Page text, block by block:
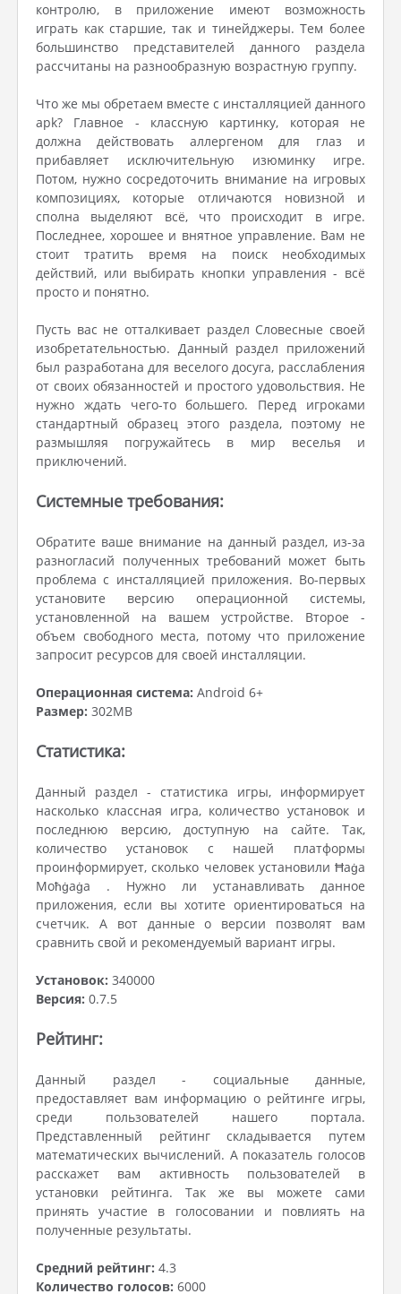
контролю, в приложение имеют возможность
играть как старшие, так и тинейджеры. Тем более
большинство представителей данного раздела
рассчитаны на разнообразную возрастную группу.
Что же мы обретаем вместе с инсталляцией данного
apk? Главное - классную картинку, которая не
должна действовать аллергеном для глаз и
прибавляет исключительную изюминку игре.
Потом, нужно сосредоточить внимание на игровых
композициях, которые отличаются новизной и
сполна выделяют всё, что происходит в игре.
Последнее, хорошее и внятное управление. Вам не
стоит тратить время на поиск необходимых
действий, или выбирать кнопки управления - всё
просто и понятно.
Пусть вас не отталкивает раздел Словесные своей
изобретательностью. Данный раздел приложений
был разработана для веселого досуга, расслабления
от своих обязанностей и простого удовольствия. Не
нужно ждать чего-то большего. Перед игроками
стандартный образец этого раздела, поэтому не
размышляя погружайтесь в мир веселья и
приключений.
Системные требования:
Обратите ваше внимание на данный раздел, из-за
разногласий полученных требований может быть
проблема с инсталляцией приложения. Во-первых
установите версию операционной системы,
установленной на вашем устройстве. Второе -
объем свободного места, потому что приложение
запросит ресурсов для своей инсталляции.
Операционная система: Android 6+
Размер: 302MB
Статистика:
Данный раздел - статистика игры, информирует
насколько классная игра, количество установок и
последнюю версию, доступную на сайте. Так,
количество установок с нашей платформы
проинформирует, сколько человек установили Ħaġa
Moħġaġa . Нужно ли устанавливать данное
приложения, если вы хотите ориентироваться на
счетчик. А вот данные о версии позволят вам
сравнить свой и рекомендуемый вариант игры.
Установок: 340000
Версия: 0.7.5
Рейтинг:
Данный раздел - социальные данные,
предоставляет вам информацию о рейтинге игры,
среди пользователей нашего портала.
Представленный рейтинг складывается путем
математических вычислений. А показатель голосов
расскажет вам активность пользователей в
установки рейтинга. Так же вы можете сами
принять участие в голосовании и повлиять на
полученные результаты.
Средний рейтинг: 4.3
Количество голосов: 6000